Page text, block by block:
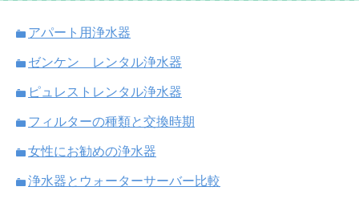
アパート用浄水器
ゼンケン レンタル浄水器
ピュレストレンタル浄水器
フィルターの種類と交換時期
女性にお勧めの浄水器
浄水器とウォーターサーバー比較